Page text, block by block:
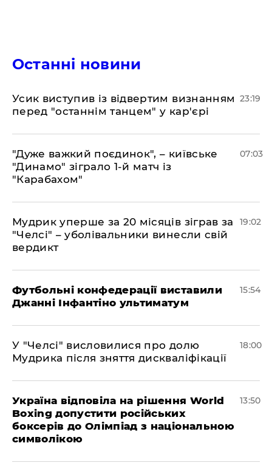
Останні новини
​Усик виступив із відвертим визнанням
перед "останнім танцем" у кар'єрі
23:19
"Дуже важкий поєдинок", – київське
"Динамо" зіграло 1-й матч із
"Карабахом"
07:03
​Мудрик уперше за 20 місяців зіграв за
"Челсі" – уболівальники винесли свій
вердикт
19:02
Футбольні конфедерації виставили
Джанні Інфантіно ультиматум
15:54
У "Челсі" висловилися про долю
Мудрика після зняття дискваліфікації
18:00
Україна відповіла на рішення World
Boxing допустити російських
боксерів до Олімпіад з національною
символікою
13:50